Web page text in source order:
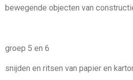
bewegende objecten van
groep 5 en 6
snijden en ritsen van papier en